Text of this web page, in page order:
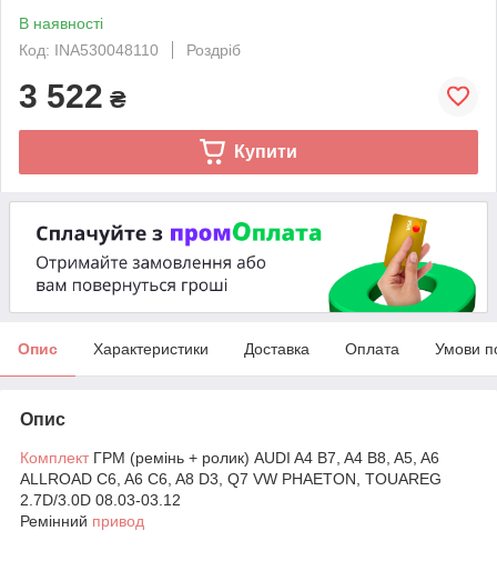
В наявності
Код: INA530048110
Роздріб
3 522 ₴
Купити
Опис Характеристики Доставка Оплата Умови
Опис
Комплект ГРМ (ремінь + ролик) AUDI A4 B7, A4 B8, A5, A6
ALLROAD C6, A6 C6, A8 D3, Q7 VW PHAETON, TOUAREG
2.7D/3.0D 08.03-03.12
Ремінний привод